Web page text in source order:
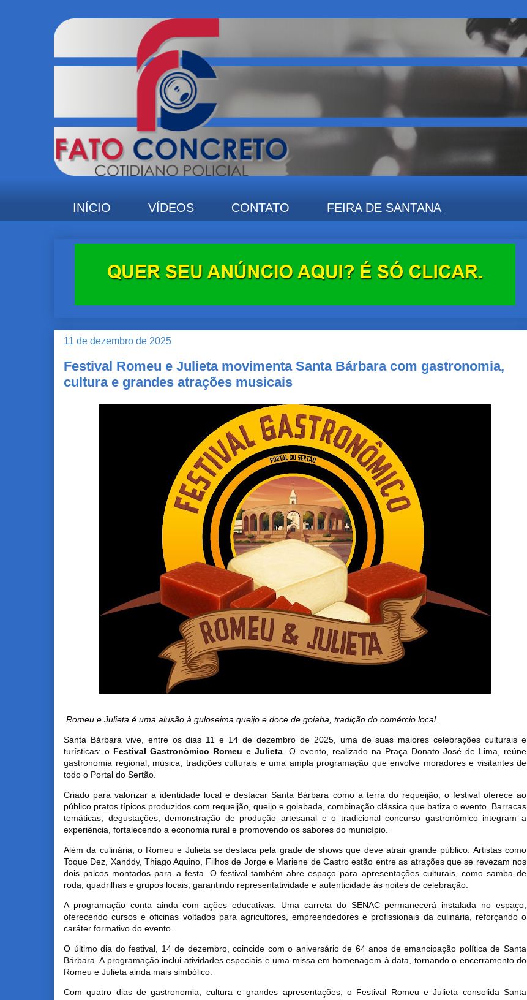
INÍCIO VÍDEOS CONTATO FEIRA DE SANTANA
11 de dezembro de 2025
Festival Romeu e Julieta movimenta Santa Bárbara com gastronomia,
cultura e grandes atrações musicais
Romeu e Julieta é uma alusão à guloseima queijo e doce de goiaba, tradição do comércio local.
Santa Bárbara vive, entre os dias 11 e 14 de dezembro de 2025, uma de suas maiores celebrações culturais e
turísticas: o Festival Gastronômico Romeu e Julieta . O evento, realizado na Praça Donato José de Lima, reúne
gastronomia regional, música, tradições culturais e uma ampla programação que envolve moradores e visitantes de
todo o Portal do Sertão.
Criado para valorizar a identidade local e destacar Santa Bárbara como a terra do requeijão, o festival oferece ao
público pratos típicos produzidos com requeijão, queijo e goiabada, combinação clássica que batiza o evento. Barracas
temáticas, degustações, demonstração de produção artesanal e o tradicional concurso gastronômico integram a
experiência, fortalecendo a economia rural e promovendo os sabores do município.
Além da culinária, o Romeu e Julieta se destaca pela grade de shows que deve atrair grande público. Artistas como
Toque Dez, Xanddy, Thiago Aquino, Filhos de Jorge e Mariene de Castro estão entre as atrações que se revezam nos
dois palcos montados para a festa. O festival também abre espaço para apresentações culturais, como samba de
roda, quadrilhas e grupos locais, garantindo representatividade e autenticidade às noites de celebração.
A programação conta ainda com ações educativas. Uma carreta do SENAC permanecerá instalada no espaço,
oferecendo cursos e oficinas voltados para agricultores, empreendedores e profissionais da culinária, reforçando o
caráter formativo do evento.
O último dia do festival, 14 de dezembro, coincide com o aniversário de 64 anos de emancipação política de Santa
Bárbara. A programação inclui atividades especiais e uma missa em homenagem à data, tornando o encerramento do
Romeu e Julieta ainda mais simbólico.
Com quatro dias de gastronomia, cultura e grandes apresentações, o Festival Romeu e Julieta consolida Santa